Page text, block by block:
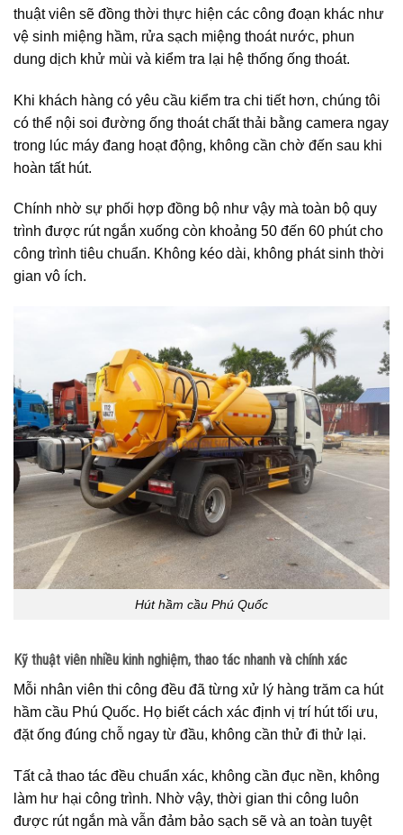
thuật viên sẽ đồng thời thực hiện các công đoạn khác như
vệ sinh miệng hầm, rửa sạch miệng thoát nước, phun
dung dịch khử mùi và kiểm tra lại hệ thống ống thoát.
Khi khách hàng có yêu cầu kiểm tra chi tiết hơn, chúng tôi
có thể nội soi đường ống thoát chất thải bằng camera ngay
trong lúc máy đang hoạt động, không cần chờ đến sau khi
hoàn tất hút.
Chính nhờ sự phối hợp đồng bộ như vậy mà toàn bộ quy
trình được rút ngắn xuống còn khoảng 50 đến 60 phút cho
công trình tiêu chuẩn. Không kéo dài, không phát sinh thời
gian vô ích.
Hút hầm cầu Phú Quốc
Kỹ thuật viên nhiều kinh nghiệm, thao tác nhanh và chính xác
Mỗi nhân viên thi công đều đã từng xử lý hàng trăm ca hút
hầm cầu Phú Quốc. Họ biết cách xác định vị trí hút tối ưu,
đặt ống đúng chỗ ngay từ đầu, không cần thử đi thử lại.
Tất cả thao tác đều chuẩn xác, không cần đục nền, không
làm hư hại công trình. Nhờ vậy, thời gian thi công luôn
được rút ngắn mà vẫn đảm bảo sạch sẽ và an toàn tuyệt